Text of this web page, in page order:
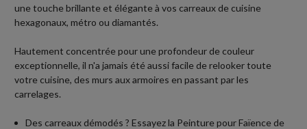
une touche brillante et élégante à vos carreaux de cuisine
hexagonaux, métro ou diamantés.
Hautement concentrée pour une profondeur de couleur
exceptionnelle, il n'a jamais été aussi facile de relooker toute
votre cuisine, des murs aux armoires en passant par les
carrelages.
Des carreaux démodés ? Essayez la Peinture pour Faïence de